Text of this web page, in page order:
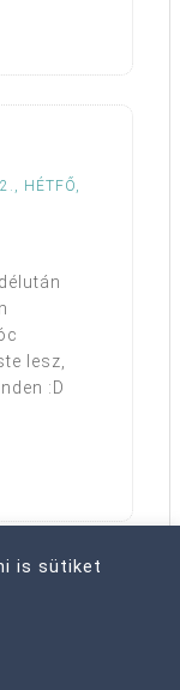
HÉTFŐ,
lesz,
:D
is sütiket